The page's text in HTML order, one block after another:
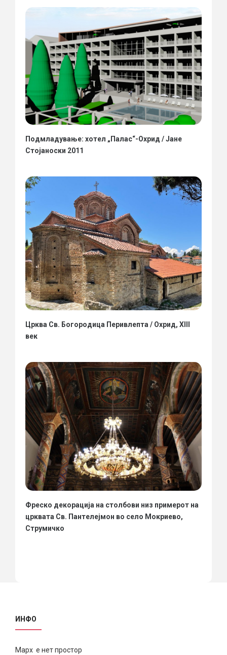
Подмладување: хотел „Палас“-Охрид / Јане
Стојаноски 2011
Црква Св. Богородица Перивлепта / Охрид, XIII
век
Фреско декорација на столбови низ примерот на
црквата Св. Пантелејмон во село Мокриево,
Струмичко
ИНФО
Марх е нет простор